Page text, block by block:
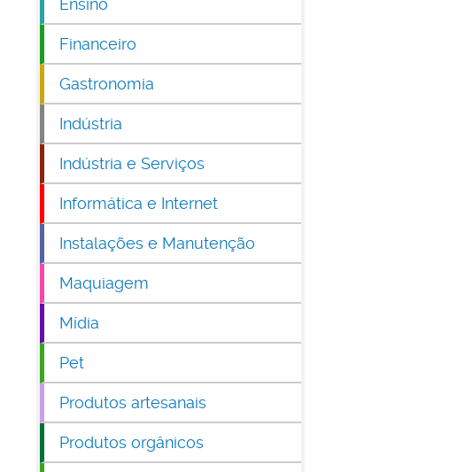
Ensino
Financeiro
Gastronomia
Indústria
Indústria e Serviços
Informática e Internet
Instalações e Manutenção
Maquiagem
Mídia
Pet
Produtos artesanais
Produtos orgânicos